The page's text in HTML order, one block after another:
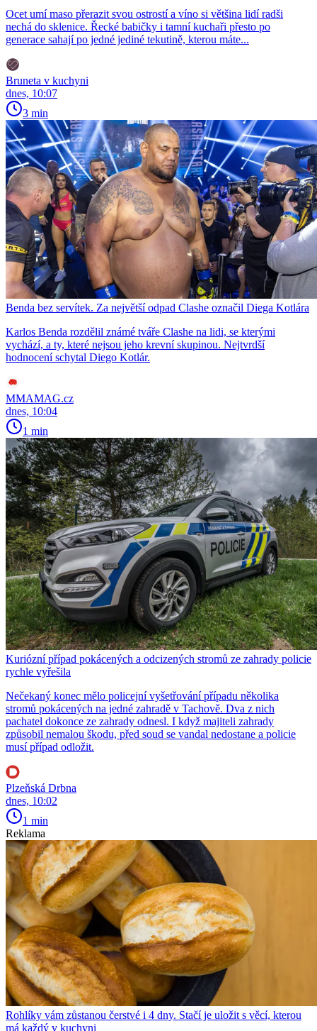
Ocet umí maso přerazit svou ostrostí a víno si většina lidí radši
nechá do sklenice. Řecké babičky i tamní kuchaři přesto po
generace sahají po jedné jediné tekutině, kterou máte...
Bruneta v kuchyni
dnes, 10:07
3 min
Benda bez servítek. Za největší odpad Clashe označil Diega Kotlára
Karlos Benda rozdělil známé tváře Clashe na lidi, se kterými
vychází, a ty, které nejsou jeho krevní skupinou. Nejtvrdší
hodnocení schytal Diego Kotlár.
MMAMAG.cz
dnes, 10:04
1 min
Kuriózní případ pokácených a odcizených stromů ze zahrady policie
rychle vyřešila
Nečekaný konec mělo policejní vyšetřování případu několika
stromů pokácených na jedné zahradě v Tachově. Dva z nich
pachatel dokonce ze zahrady odnesl. I když majiteli zahrady
způsobil nemalou škodu, před soud se vandal nedostane a policie
musí případ odložit.
Plzeňská Drbna
dnes, 10:02
1 min
Reklama
Rohlíky vám zůstanou čerstvé i 4 dny. Stačí je uložit s věcí, kterou
má každý v kuchyni